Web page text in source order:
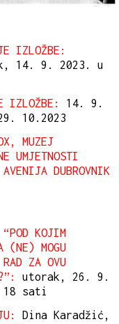
IZLOŽBE:
14. 9. 2023. u
IZLOŽBE:
14. 9.
10.2023
MUZEJ
UMJETNOSTI
DUBROVNIK
KOJIM
(NE) MOGU
ZA OVU
utorak, 26. 9.
18 sati
Dina Karadžić,